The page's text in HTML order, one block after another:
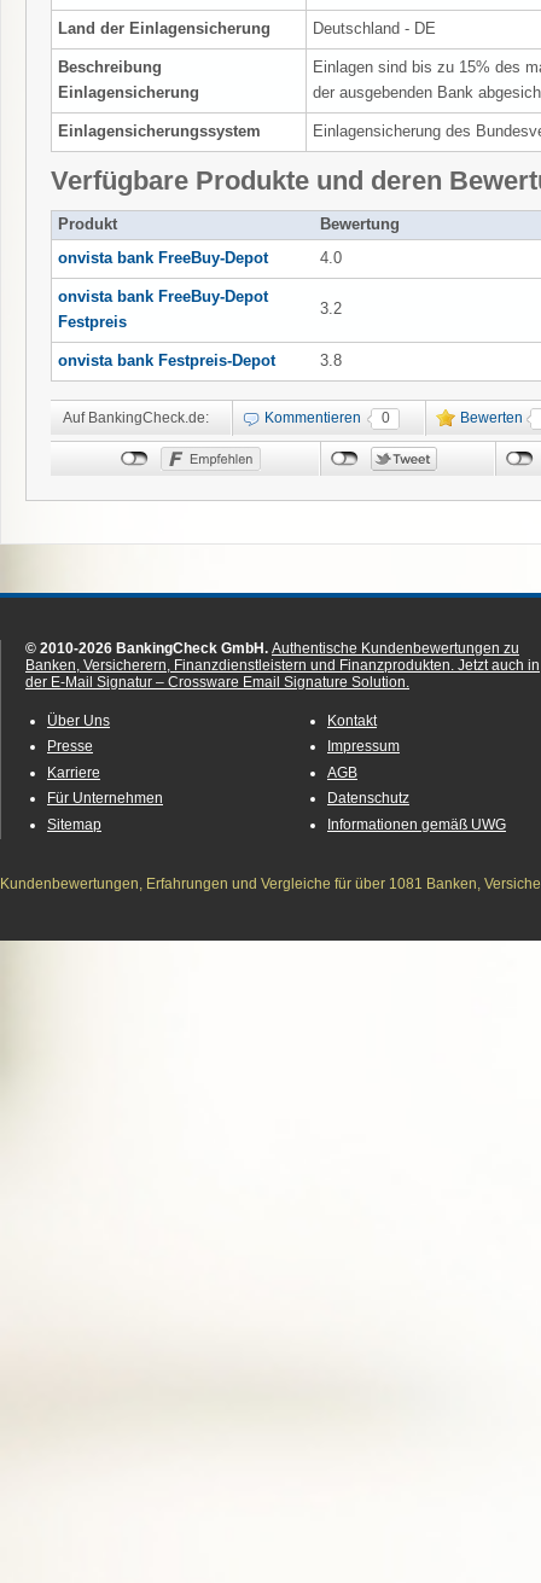
Land der Einlagensicherung Deutschland - DE
Beschreibung
Einlagensicherung
Einlagen sind bis zu 15% des
der ausgebenden Bank
Einlagensicherungssystem Einlagensicherung des
Verfügbare Produkte und deren
Produkt
Bewertung
onvista bank FreeBuy-Depot
4.0
onvista bank FreeBuy-Depot
Festpreis
3.2
onvista bank Festpreis-Depot 3.8
Auf BankingCheck.de: Kommentieren 0 Bewerten
© 2010-2026 BankingCheck GmbH. Authentische Kundenbewertungen zu
Banken, Versicherern, Finanzdienstleistern und Finanzprodukten. Jetzt auch in
der E-Mail Signatur – Crossware Email Signature Solution.
Über Uns
Presse
Karriere
Für Unternehmen
Sitemap
Kontakt
Impressum
AGB
Datenschutz
Informationen gemäß UWG
Kundenbewertungen, Erfahrungen und Vergleiche für über 1081 Banken,